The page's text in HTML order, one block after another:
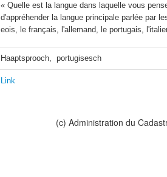
« Quelle est la langue dans laquelle vous
d'appréhender la langue principale parlée par
eois, le français, l'allemand, le portugais,
Haaptsprooch,  portugisesch
Link
(c) Administration du